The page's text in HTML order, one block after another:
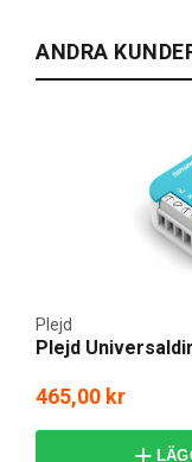
ANDRA
Plejd
Plejd
465,00 kr